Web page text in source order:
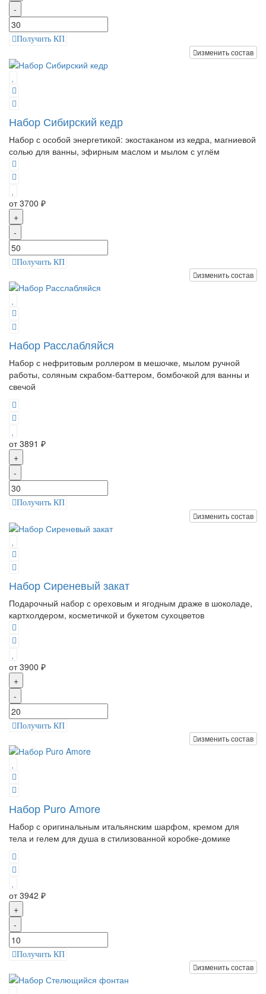
-
Получить КП
изменить состав
Набор Сибирский кедр
Набор с особой энергетикой: экостаканом из кедра, магниевой
солью для ванны, эфирным маслом и мылом с углём
от 3700 ₽
+
-
Получить КП
изменить состав
Набор Расслабляйся
Набор с нефритовым роллером в мешочке, мылом ручной
работы, соляным скрабом-баттером, бомбочкой для ванны и
свечой
от 3891 ₽
+
-
Получить КП
изменить состав
Набор Сиреневый закат
Подарочный набор с ореховым и ягодным драже в шоколаде,
картхолдером, косметичкой и букетом сухоцветов
от 3900 ₽
+
-
Получить КП
изменить состав
Набор Puro Amore
Набор с оригинальным итальянским шарфом, кремом для
тела и гелем для душа в стилизованной коробке-домике
от 3942 ₽
+
-
Получить КП
изменить состав